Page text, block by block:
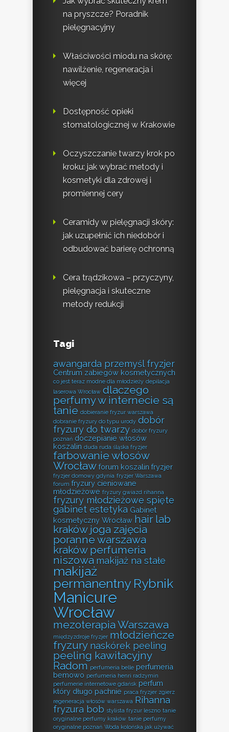
na pryszcze? Poradnik
pielęgnacyjny
Właściwości miodu na skórę:
nawilżenie, regeneracja i
więcej
Dostępność opieki
stomatologicznej w Krakowie
Oczyszczanie twarzy krok po
kroku: jak wybrać metody i
kosmetyki dla zdrowej i
promiennej cery
Ceramidy w pielęgnacji skóry:
jak uzupełnić ich niedobór i
odbudować barierę ochronną
Cera trądzikowa – przyczyny,
pielęgnacja i skuteczne
metody redukcji
Tagi
awangarda przemyśl fryzjer
Centrum zabiegów kosmetycznych
co jest teraz modne dla młodzieży depilacja
laserowa Wrocław dlaczego
perfumy w internecie są
tanie dobieranie fryzur warszawa
dobranie fryzury do typu urody dobór
fryzury do twarzy dobór fryzury
poznań doczepianie włosów
koszalin duda ruda śląska fryzjer
farbowanie włosów
Wrocław forum koszalin fryzjer
fryzjer domowy gdynia fryzjer Warszawa
forum fryzury cieniowane
młodzieżowe fryzury gwiazd rihanna
fryzury młodzieżowe spięte
gabinet estetyka Gabinet
kosmetyczny Wrocław hair lab
kraków joga zajęcia
poranne warszawa
kraków perfumeria
niszowa makijaż na stałe
makijaż
permanentny Rybnik
Manicure
Wrocław
mezoterapia Warszawa
międzyzdroje fryzjer młodzieńcze
fryzury naskórek peeling
peeling kawitacyjny
Radom perfumeria belle perfumeria
bemowo perfumeria henri radzymin
perfumerie internetowe gdańsk perfum
który długo pachnie praca fryzjer zgierz
regeneracja włosów warszawa Rihanna
fryzura bob stylista fryzur leszno tanie
oryginalne perfumy kraków tanie perfumy
oryginalne poznań Woda kolońska jak używać